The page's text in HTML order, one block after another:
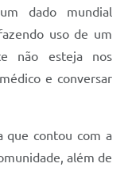
dado mundial
uso de um
não esteja nos
e conversar
que contou com a
além de